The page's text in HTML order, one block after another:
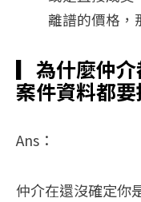
離譜的價格，
▎ 為什麼仲
案件資料都
Ans：
仲介在還沒確定你